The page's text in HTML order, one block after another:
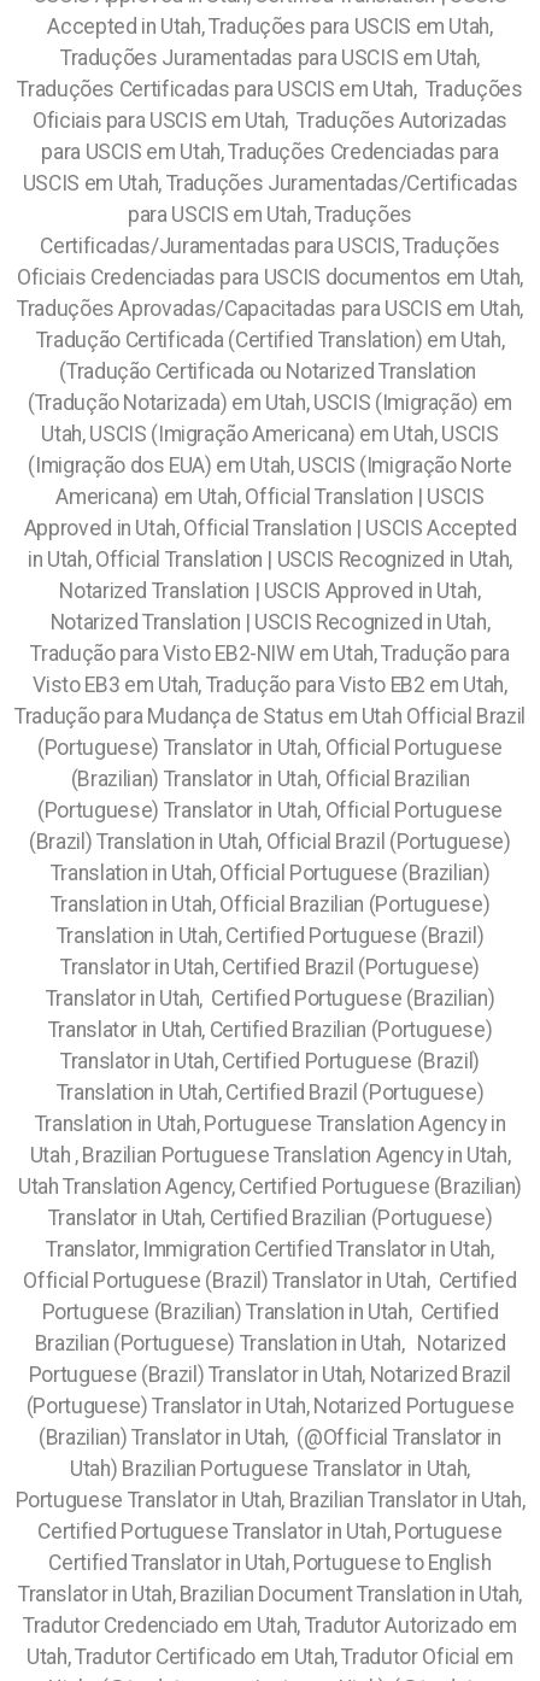
Accepted in Utah, Traduções para USCIS em Utah,
Traduções Juramentadas para USCIS em Utah,
Traduções Certificadas para USCIS em Utah, Traduções
Oficiais para USCIS em Utah, Traduções Autorizadas
para USCIS em Utah, Traduções Credenciadas para
USCIS em Utah, Traduções Juramentadas/Certificadas
para USCIS em Utah, Traduções
Certificadas/Juramentadas para USCIS, Traduções
Oficiais Credenciadas para USCIS documentos em Utah,
Traduções Aprovadas/Capacitadas para USCIS em Utah,
Tradução Certificada (Certified Translation) em Utah,
(Tradução Certificada ou Notarized Translation
(Tradução Notarizada) em Utah, USCIS (Imigração) em
Utah, USCIS (Imigração Americana) em Utah, USCIS
(Imigração dos EUA) em Utah, USCIS (Imigração Norte
Americana) em Utah, Official Translation | USCIS
Approved in Utah, Official Translation | USCIS Accepted
in Utah, Official Translation | USCIS Recognized in Utah,
Notarized Translation | USCIS Approved in Utah,
Notarized Translation | USCIS Recognized in Utah,
Tradução para Visto EB2-NIW em Utah, Tradução para
Visto EB3 em Utah, Tradução para Visto EB2 em Utah,
Tradução para Mudança de Status em Utah Official Brazil
(Portuguese) Translator in Utah, Official Portuguese
(Brazilian) Translator in Utah, Official Brazilian
(Portuguese) Translator in Utah, Official Portuguese
(Brazil) Translation in Utah, Official Brazil (Portuguese)
Translation in Utah, Official Portuguese (Brazilian)
Translation in Utah, Official Brazilian (Portuguese)
Translation in Utah, Certified Portuguese (Brazil)
Translator in Utah, Certified Brazil (Portuguese)
Translator in Utah, Certified Portuguese (Brazilian)
Translator in Utah, Certified Brazilian (Portuguese)
Translator in Utah, Certified Portuguese (Brazil)
Translation in Utah, Certified Brazil (Portuguese)
Translation in Utah, Portuguese Translation Agency in
Utah , Brazilian Portuguese Translation Agency in Utah,
Utah Translation Agency, Certified Portuguese (Brazilian)
Translator in Utah, Certified Brazilian (Portuguese)
Translator, Immigration Certified Translator in Utah,
Official Portuguese (Brazil) Translator in Utah, Certified
Portuguese (Brazilian) Translation in Utah, Certified
Brazilian (Portuguese) Translation in Utah, Notarized
Portuguese (Brazil) Translator in Utah, Notarized Brazil
(Portuguese) Translator in Utah, Notarized Portuguese
(Brazilian) Translator in Utah, (@Official Translator in
Utah) Brazilian Portuguese Translator in Utah,
Portuguese Translator in Utah, Brazilian Translator in Utah,
Certified Portuguese Translator in Utah, Portuguese
Certified Translator in Utah, Portuguese to English
Translator in Utah, Brazilian Document Translation in Utah,
Tradutor Credenciado em Utah, Tradutor Autorizado em
Utah, Tradutor Certificado em Utah, Tradutor Oficial em